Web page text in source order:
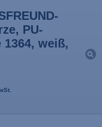
PU-
weiß,